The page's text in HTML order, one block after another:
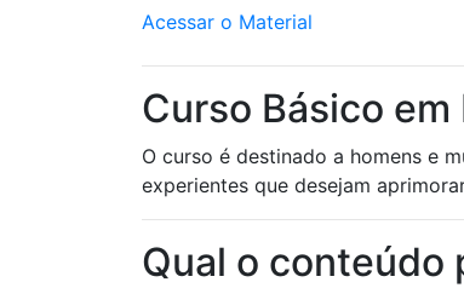
Acessar o Material
Curso Básico
O curso é destinado a homens e
experientes que desejam
Qual o conteúdo